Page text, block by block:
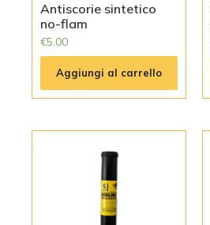
Antiscorie sintetico
no-flam
€5.00
Aggiungi al carrello